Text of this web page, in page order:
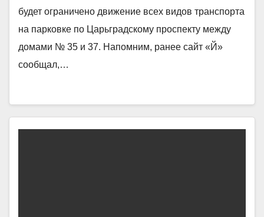
будет ограничено движение всех видов транспорта
на парковке по Царьградскому проспекту между
домами № 35 и 37. Напомним, ранее сайт «Й»
сообщал,…